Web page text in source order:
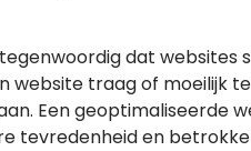
dat websites
website traag of moeilijk
Een geoptimaliseerde
tevredenheid en